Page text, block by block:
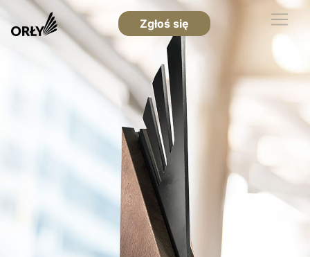
Zgłoś się